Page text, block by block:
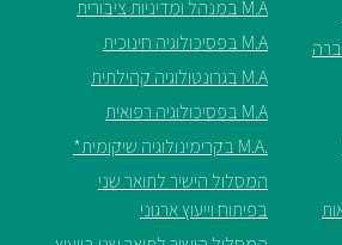
M.A במנהל ומדיניות ציבורית
M.A בפסיכולוגיה חינוכית
M.A בגרונטולוגיה קהילתית
M.A בפסיכולוגיה רפואית
.M.A בקרימינולוגיה שיקומית*
המסלול הישיר לתואר שני
בפיתוח וייעוץ ארגוני